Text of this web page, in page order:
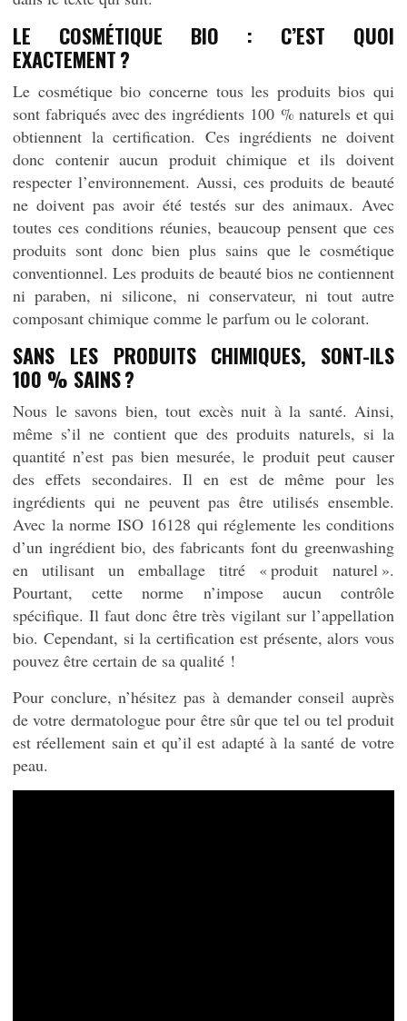
LE COSMÉTIQUE BIO : C’EST QUOI
EXACTEMENT ?
Le cosmétique bio concerne tous les produits bios qui
sont fabriqués avec des ingrédients 100 % naturels et qui
obtiennent la certification. Ces ingrédients ne doivent
donc contenir aucun produit chimique et ils doivent
respecter l’environnement. Aussi, ces produits de beauté
ne doivent pas avoir été testés sur des animaux. Avec
toutes ces conditions réunies, beaucoup pensent que ces
produits sont donc bien plus sains que le cosmétique
conventionnel. Les produits de beauté bios ne contiennent
ni paraben, ni silicone, ni conservateur, ni tout autre
composant chimique comme le parfum ou le colorant.
SANS LES PRODUITS CHIMIQUES, SONT-ILS
100 % SAINS ?
Nous le savons bien, tout excès nuit à la santé. Ainsi,
même s’il ne contient que des produits naturels, si la
quantité n’est pas bien mesurée, le produit peut causer
des effets secondaires. Il en est de même pour les
ingrédients qui ne peuvent pas être utilisés ensemble.
Avec la norme ISO 16128 qui réglemente les conditions
d’un ingrédient bio, des fabricants font du greenwashing
en utilisant un emballage titré « produit naturel ».
Pourtant, cette norme n’impose aucun contrôle
spécifique. Il faut donc être très vigilant sur l’appellation
bio. Cependant, si la certification est présente, alors vous
pouvez être certain de sa qualité !
Pour conclure, n’hésitez pas à demander conseil auprès
de votre dermatologue pour être sûr que tel ou tel produit
est réellement sain et qu’il est adapté à la santé de votre
peau.